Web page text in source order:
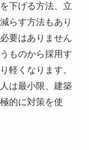
下げる方法、立
らす方法もあり
要はありません
ものから採用す
軽くなります。
は最小限、建築
的に対策を使